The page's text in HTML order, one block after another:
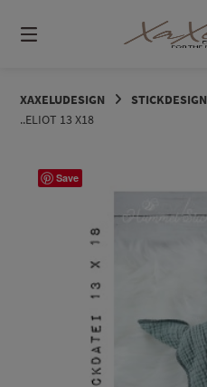
zum
Inhalt
XAXELUDESIGN STICKDESIGN
..ELIOT 13 X18
Save